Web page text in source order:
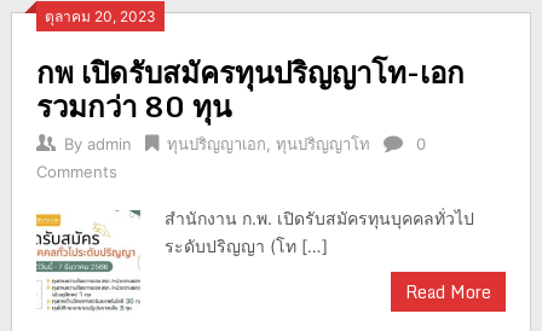
ตุลาคม 20, 2023
กพ เปิดรับสมัครทุนปริญญาโท-เอก
รวมกว่า 80 ทุน
By admin ทุนปริญญาเอก ทุนปริญญาโท
0
Comments
สำนักงาน ก.พ. เปิดรับสมัครทุนบุคคลทั่วไป
ระดับปริญญา (โท […]
Read More